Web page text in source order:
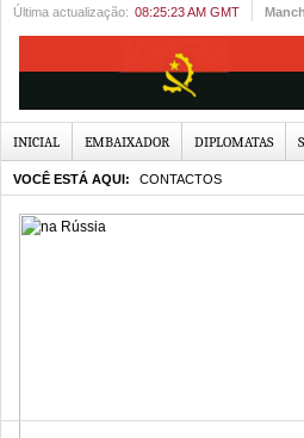
Última actualização: 08:25:23 AM GMT
INICIAL EMBAIXADOR DIPLOMATAS
VOCÊ ESTÁ AQUI: CONTACTOS